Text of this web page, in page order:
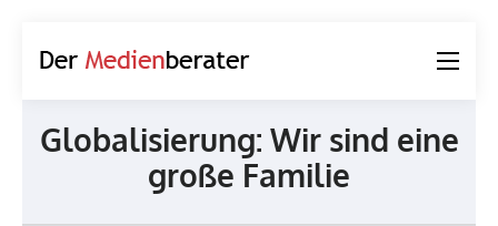
Globalisierung: Wir sind eine
große Familie